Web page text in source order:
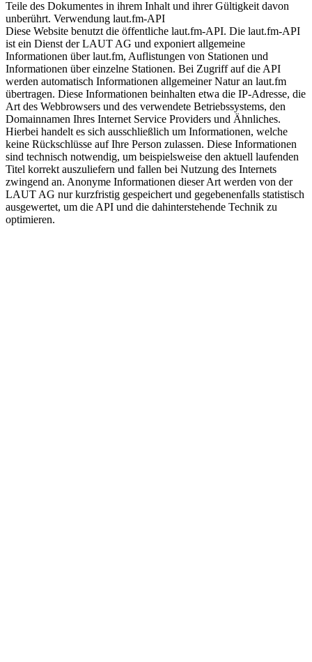
Teile des Dokumentes in ihrem Inhalt und ihrer Gültigkeit davon
unberührt. Verwendung laut.fm-API
Diese Website benutzt die öffentliche laut.fm-API. Die laut.fm-API
ist ein Dienst der LAUT AG und exponiert allgemeine
Informationen über laut.fm, Auflistungen von Stationen und
Informationen über einzelne Stationen. Bei Zugriff auf die API
werden automatisch Informationen allgemeiner Natur an laut.fm
übertragen. Diese Informationen beinhalten etwa die IP-Adresse, die
Art des Webbrowsers und des verwendete Betriebssystems, den
Domainnamen Ihres Internet Service Providers und Ähnliches.
Hierbei handelt es sich ausschließlich um Informationen, welche
keine Rückschlüsse auf Ihre Person zulassen. Diese Informationen
sind technisch notwendig, um beispielsweise den aktuell laufenden
Titel korrekt auszuliefern und fallen bei Nutzung des Internets
zwingend an. Anonyme Informationen dieser Art werden von der
LAUT AG nur kurzfristig gespeichert und gegebenenfalls statistisch
ausgewertet, um die API und die dahinterstehende Technik zu
optimieren.